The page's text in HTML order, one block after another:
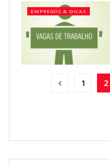
EMPREGOS & DICAS
1 2